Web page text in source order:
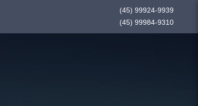
(45) 99924-9939
(45) 99984-9310